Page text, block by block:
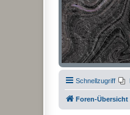
Schnellzugriff
Foren-Übersicht